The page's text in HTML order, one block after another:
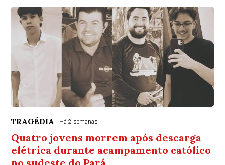
TRAGÉDIA Há 2 semanas
Quatro jovens morrem após descarga
elétrica durante acampamento católico